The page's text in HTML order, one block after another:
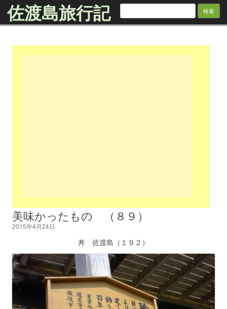
佐渡島旅行記 検
美味かったもの （８９）
2015年4月24日
丼 佐渡島（１９２）